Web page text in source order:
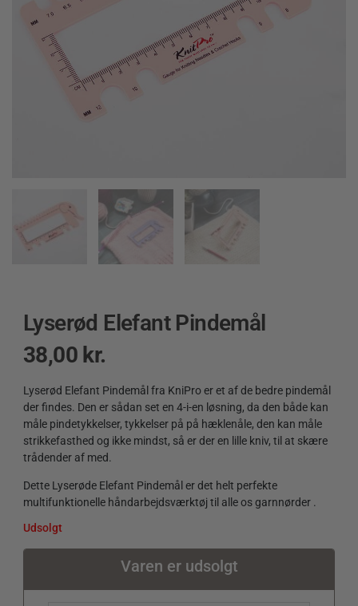
Lyserød Elefant Pindemål
38,00 kr.
Lyserød Elefant Pindemål fra KniPro er et af de bedre pindemål
der findes. Den er sådan set en 4-i-en løsning, da den både kan
måle pindetykkelser, tykkelser på på hæklenåle, den kan måle
strikkefasthed og ikke mindst, så er der en lille kniv, til at skære
trådender af med.
Dette Lyserøde Elefant Pindemål er det helt perfekte
multifunktionelle håndarbejdsværktøj til alle os garnnørder .
Udsolgt
Varen er udsolgt